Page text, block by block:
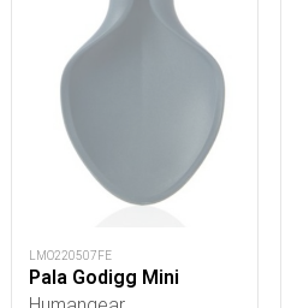
LMO220507FE
Pala Godigg Mini